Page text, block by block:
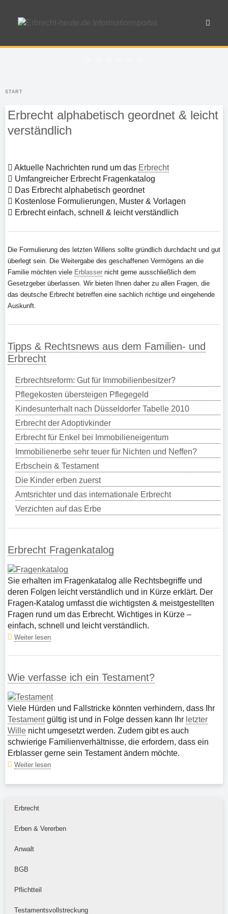
Berliner Testament
gesetzliche Erbfolge
Testament
VollmachtenErben
Erbrecht
START
Erbrecht alphabetisch geordnet & leicht
verständlich
Aktuelle Nachrichten rund um das Erbrecht
Umfangreicher Erbrecht Fragenkatalog
Das Erbrecht alphabetisch geordnet
Kostenlose Formulierungen, Muster & Vorlagen
Erbrecht einfach, schnell & leicht verständlich
Die Formulierung des letzten Willens sollte gründlich durchdacht und gut
überlegt sein. Die Weitergabe des geschaffenen Vermögens an die
Familie möchten viele Erblasser nicht gerne ausschließlich dem
Gesetzgeber überlassen. Wir bieten Ihnen daher zu allen Fragen, die
das deutsche Erbrecht betreffen eine sachlich richtige und eingehende
Auskunft.
Tipps & Rechtsnews aus dem Familien- und
Erbrecht
Erbrechtsreform: Gut für Immobilienbesitzer?
Pflegekosten übersteigen Pflegegeld
Kindesunterhalt nach Düsseldorfer Tabelle 2010
Erbrecht der Adoptivkinder
Erbrecht für Enkel bei Immobilieneigentum
Immobilienerbe sehr teuer für Nichten und Neffen?
Erbschein & Testament
Die Kinder erben zuerst
Amtsrichter und das internationale Erbrecht
Verzichten auf das Erbe
Erbrecht Fragenkatalog
Sie erhalten im Fragenkatalog alle Rechtsbegriffe und
deren Folgen leicht verständlich und in Kürze erklärt. Der
Fragen-Katalog umfasst die wichtigsten & meistgestellten
Fragen rund um das Erbrecht. Wichtiges in Kürze –
einfach, schnell und leicht verständlich.
Weiter lesen
Wie verfasse ich ein Testament?
Viele Hürden und Fallstricke könnten verhindern, dass Ihr
Testamentgültig ist und in Folge dessen kann Ihr letzter
Wille nicht umgesetzt werden. Zudem gibt es auch
schwierige Familienverhältnisse, die erfordern, dass ein
Erblasser gerne sein Testament ändern möchte.
Weiter lesen
Erbrecht
Erben & Vererben
Anwalt
BGB
Pflichtteil
Testamentsvollstreckung